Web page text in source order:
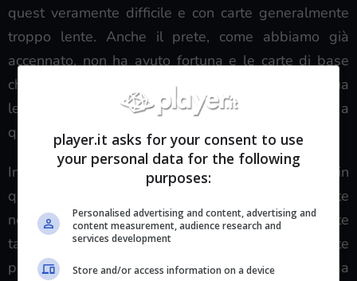
quest veramente difficile e con carte generalmente
troppo lente. Anche il prete, come abbiamo già
accennato, non ha avuto fortuna e le carte di base
che ha ricevuto non sono il massimo: la sua
leggendaria, poi, è imbarazzante se paragonata a
quella dello sciamano.
In conclusione il set ci piace veramente tanto e in
questi giorni, nonostante una sfiga impressionante
nello spacchettamento, ci siamo divertiti veramente
tanto a provare nuovi mazzi e testare carte mai viste
prima. La standard finalmente non è più infestata da
player.it asks for your consent to use
your personal data for the following
purposes:
Personalised advertising and content, advertising and
content measurement, audience research and
services development
Store and/or access information on a device